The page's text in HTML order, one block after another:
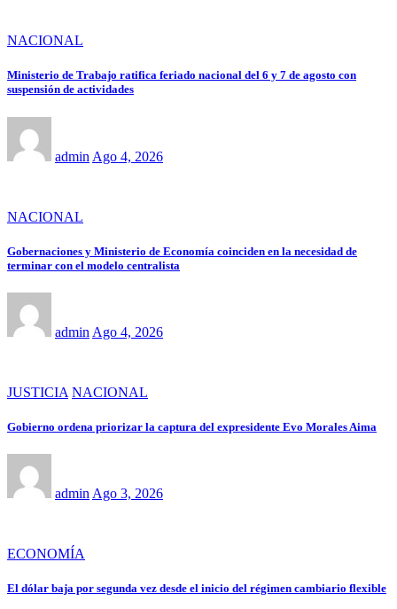
NACIONAL
Ministerio de Trabajo ratifica feriado nacional del 6 y 7 de agosto con
suspensión de actividades
admin Ago 4, 2026
NACIONAL
Gobernaciones y Ministerio de Economía coinciden en la necesidad de
terminar con el modelo centralista
admin Ago 4, 2026
JUSTICIA NACIONAL
Gobierno ordena priorizar la captura del expresidente Evo Morales Aima
admin Ago 3, 2026
ECONOMÍA
El dólar baja por segunda vez desde el inicio del régimen cambiario flexible